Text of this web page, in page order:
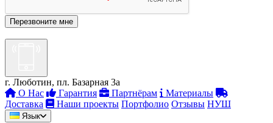
г. Люботин, пл. Базарная 3а
О Нас
Гарантия Партнёрам
Материалы
Доставка
Наши проекты Портфолио Отзывы НУШ
Язык